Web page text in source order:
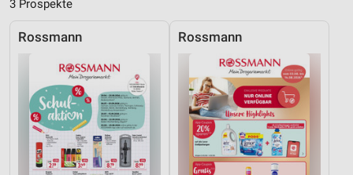
3 Prospekte
Rossmann Rossmann
Informationen identifizieren
Nicht-IAB-Verarbeitungszwecke:
Notwendig
Performance